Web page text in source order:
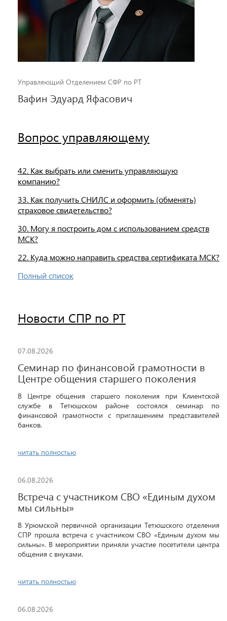
Управляющий Отделением СФР по РТ
Вафин Эдуард Яфасович
Вопрос управляющему
42. Как выбрать или сменить управляющую
компанию?
33. Как получить СНИЛС и оформить (обменять)
страховое свидетельство?
30. Могу я построить дом с использованием средств
МСК?
22. Куда можно направить средства сертификата МСК?
Полный список
Новости СПР по РТ
07.08.2026
Семинар по финансовой грамотности в
Центре общения старшего поколения
В Центре общения старшего поколения при Клиентской
службе в Тетюшском районе состоялся семинар по
финансовой грамотности с приглашением представителей
банков.
читать полностью
06.08.2026
Встреча с участником СВО «Единым духом
мы сильны»
В Урюмской первичной организации Тетюшского отделения
СПР прошла встреча с участником СВО «Единым духом мы
сильны». В мероприятии приняли участие посетители центра
общения с внуками.
читать полностью
06.08.2026